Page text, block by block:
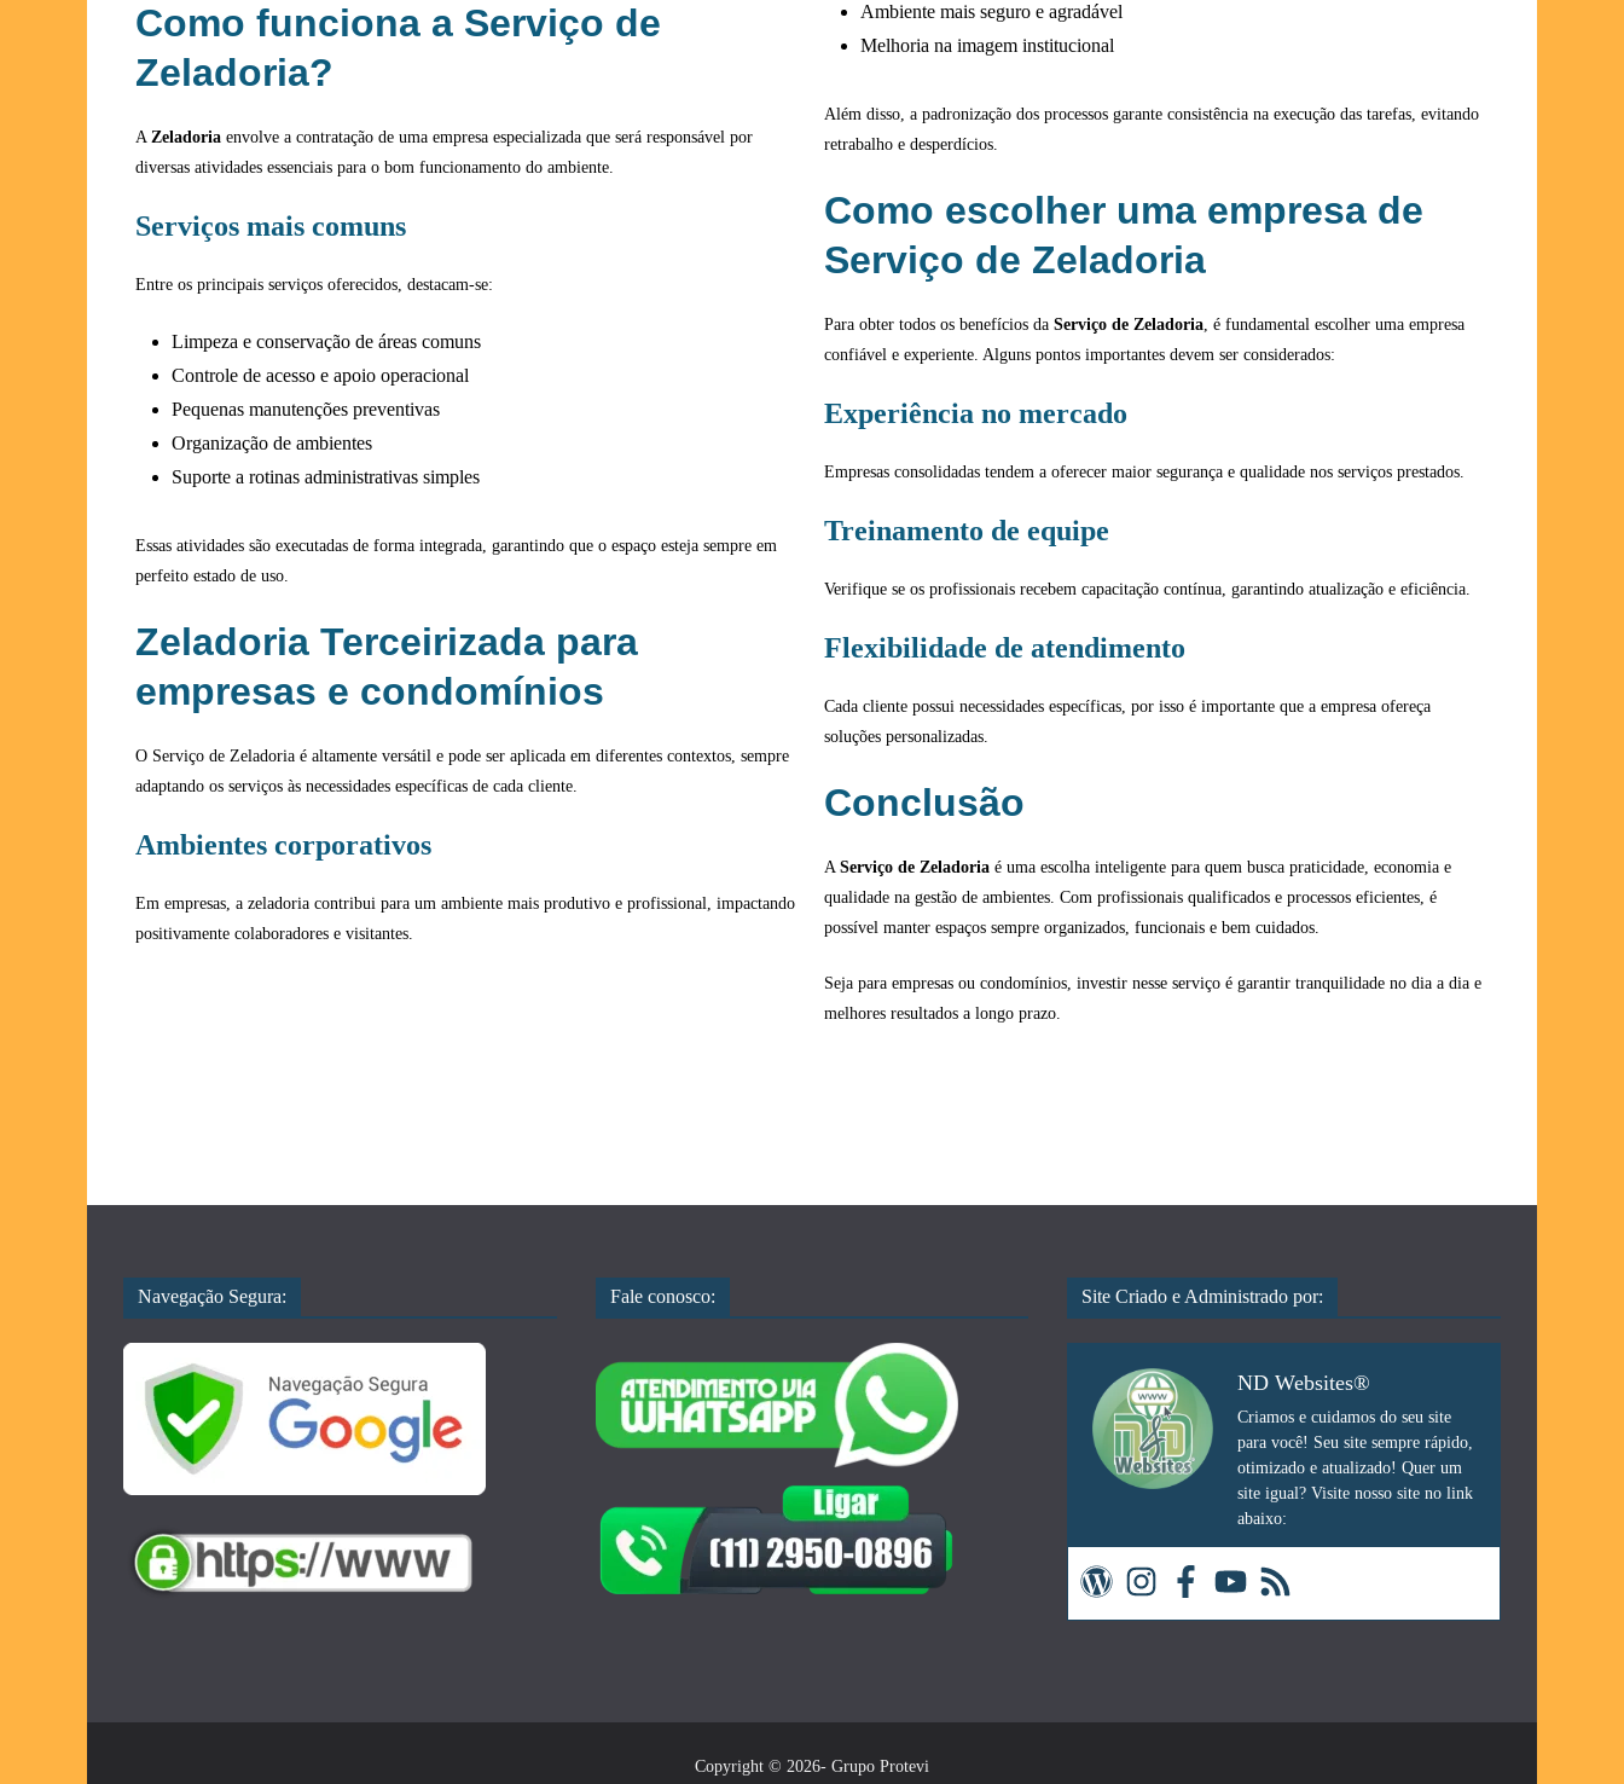
Como funciona a Serviço de
Zeladoria?
A Zeladoria envolve a contratação de uma empresa especializada que será responsável por
diversas atividades essenciais para o bom funcionamento do ambiente.
Serviços mais comuns
Entre os principais serviços oferecidos, destacam-se:
Limpeza e conservação de áreas comuns
Controle de acesso e apoio operacional
Pequenas manutenções preventivas
Organização de ambientes
Suporte a rotinas administrativas simples
Essas atividades são executadas de forma integrada, garantindo que o espaço esteja sempre em
perfeito estado de uso.
Zeladoria Terceirizada para
empresas e condomínios
O Serviço de Zeladoria é altamente versátil e pode ser aplicada em diferentes contextos, sempre
adaptando os serviços às necessidades específicas de cada cliente.
Ambientes corporativos
Em empresas, a zeladoria contribui para um ambiente mais produtivo e profissional, impactando
positivamente colaboradores e visitantes.
Ambiente mais seguro e agradável
Melhoria na imagem institucional
Além disso, a padronização dos processos garante consistência na execução das tarefas, evitando
retrabalho e desperdícios.
Como escolher uma empresa de
Serviço de Zeladoria
Para obter todos os benefícios da Serviço de Zeladoria, é fundamental escolher uma empresa
confiável e experiente. Alguns pontos importantes devem ser considerados:
Experiência no mercado
Empresas consolidadas tendem a oferecer maior segurança e qualidade nos serviços prestados.
Treinamento de equipe
Verifique se os profissionais recebem capacitação contínua, garantindo atualização e eficiência.
Flexibilidade de atendimento
Cada cliente possui necessidades específicas, por isso é importante que a empresa ofereça
soluções personalizadas.
Conclusão
A Serviço de Zeladoria é uma escolha inteligente para quem busca praticidade, economia e
qualidade na gestão de ambientes. Com profissionais qualificados e processos eficientes, é
possível manter espaços sempre organizados, funcionais e bem cuidados.
Seja para empresas ou condomínios, investir nesse serviço é garantir tranquilidade no dia a dia e
melhores resultados a longo prazo.
Navegação Segura: Fale conosco: Site Criado e Administrado por:
ND Websites®
Criamos e cuidamos do seu site
para você! Seu site sempre rápido,
otimizado e atualizado! Quer um
site igual? Visite nosso site no link
abaixo:
Copyright © 2026- Grupo Protevi